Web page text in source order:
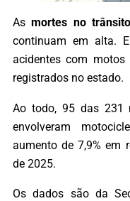
Asmortes no
continuam em alta.
acidentes com motos
registrados no estado.
Ao todo, 95 das 231
envolveram
aumento de 7,9% em
de 2025.
Os dados são da